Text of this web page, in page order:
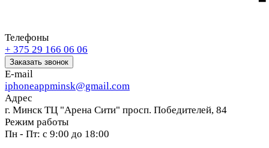
Телефоны
+ 375 29 166 06 06
Заказать звонок
E-mail
iphoneappminsk@gmail.com
Адрес
г. Минск ТЦ "Арена Сити" просп. Победителей, 84
Режим работы
Пн - Пт: с 9:00 до 18:00